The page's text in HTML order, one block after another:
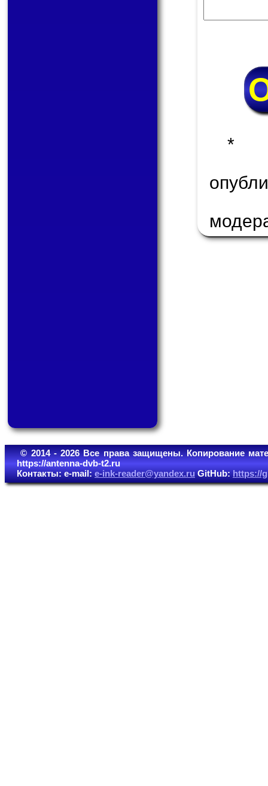
*
© 2014 - 2026 Все права защищены. Копирование
https://antenna-dvb-t2.ru
Контакты: e-mail:e-ink-reader@yandex.ruGitHub:https://